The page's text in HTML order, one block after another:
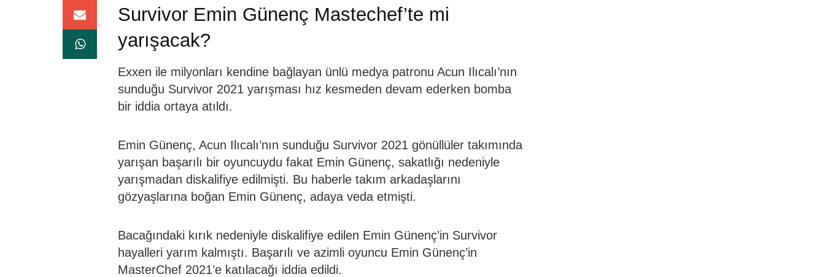
Survivor Emin Günenç Mastechef’te mi
yarışacak?
Exxen ile milyonları kendine bağlayan ünlü medya patronu Acun Ilıcalı’nın
sunduğu Survivor 2021 yarışması hız kesmeden devam ederken bomba
bir iddia ortaya atıldı.
Emin Günenç, Acun Ilıcalı’nın sunduğu Survivor 2021 gönüllüler takımında
yarışan başarılı bir oyuncuydu fakat Emin Günenç, sakatlığı nedeniyle
yarışmadan diskalifiye edilmişti. Bu haberle takım arkadaşlarını
gözyaşlarına boğan Emin Günenç, adaya veda etmişti.
Bacağındaki kırık nedeniyle diskalifiye edilen Emin Günenç’in Survivor
hayalleri yarım kalmıştı. Başarılı ve azimli oyuncu Emin Günenç’in
MasterChef 2021’e katılacağı iddia edildi.